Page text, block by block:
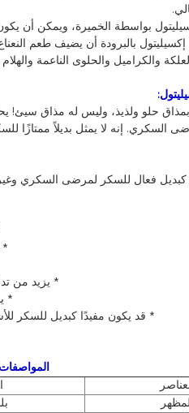
والعلكة والكراميل والحلوى الناعمة
بمذاق حلو ولذيذ، وليس له مذاق
السكري. إنه لا يمثل بديلاً ممتازًا
فعال للسكر لمرضى السكري وغير
*
* يزيد من
*
* قد يكون مفيدًا كبديل للسكر
المظهر